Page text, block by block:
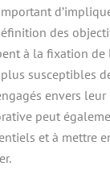
des
à la fixation de
susceptibles
envers leur
peut
et à mettre